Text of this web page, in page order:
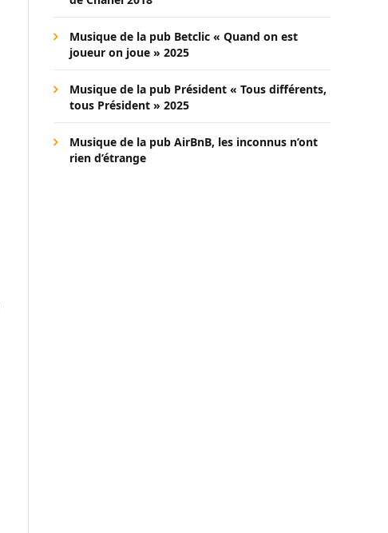
Musique de la pub Betclic « Quand on est
joueur on joue » 2025
Musique de la pub Président « Tous différents,
tous Président » 2025
Musique de la pub AirBnB, les inconnus n’ont
rien d’étrange